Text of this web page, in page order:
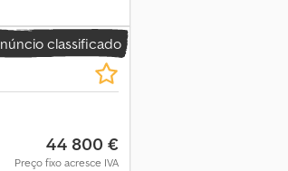
classificado
44 800 €
Preço fixo acresce IVA